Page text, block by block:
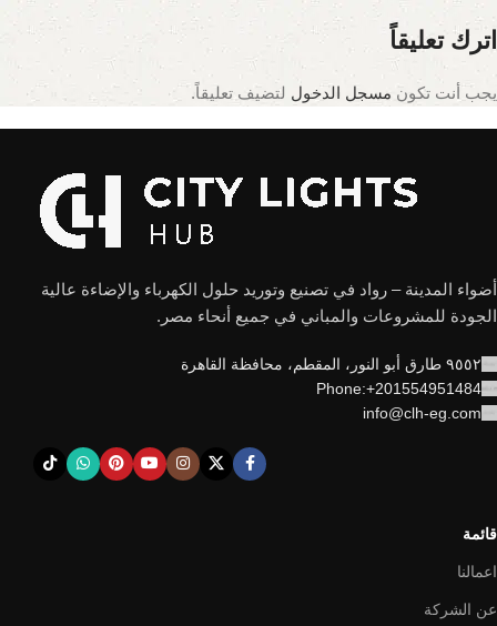
اترك تعليقاً
يجب أنت تكون مسجل الدخول لتضيف تعليقاً.
أضواء المدينة – رواد في تصنيع وتوريد حلول الكهرباء والإضاءة عالية
الجودة للمشروعات والمباني في جميع أنحاء مصر.
٩٥٥٢ طارق أبو النور، المقطم، محافظة القاهرة
Phone:+201554951484
info@clh-eg.com
قائمة
اعمالنا
عن الشركة